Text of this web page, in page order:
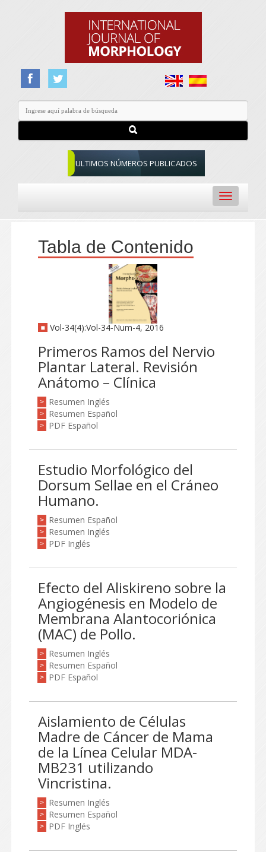
ULTIMOS NÚMEROS PUBLICADOS
Toggle
navigation
Tabla de Contenido
Vol-34(4):Vol-34-Num-4, 2016
Primeros Ramos del Nervio
Plantar Lateral. Revisión
Anátomo – Clínica
> Resumen Inglés
> Resumen Español
> PDF Español
Estudio Morfológico del
Dorsum Sellae en el Cráneo
Humano.
> Resumen Español
> Resumen Inglés
> PDF Inglés
Efecto del Aliskireno sobre la
Angiogénesis en Modelo de
Membrana Alantocoriónica
(MAC) de Pollo.
> Resumen Inglés
> Resumen Español
> PDF Español
Aislamiento de Células
Madre de Cáncer de Mama
de la Línea Celular MDA-
MB231 utilizando
Vincristina.
> Resumen Inglés
> Resumen Español
> PDF Inglés